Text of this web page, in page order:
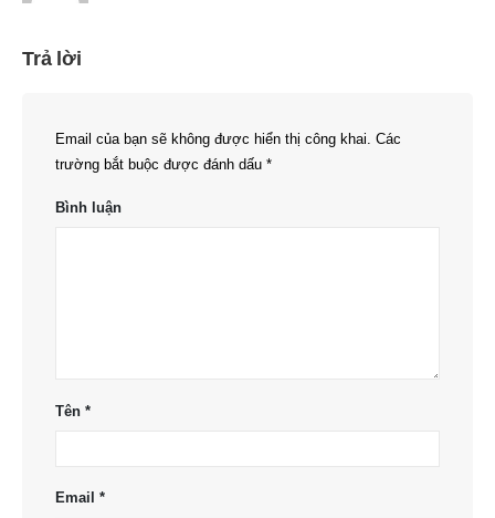
Trả lời
Email của bạn sẽ không được hiển thị công khai. Các
trường bắt buộc được đánh dấu *
Bình luận
Tên *
Email *